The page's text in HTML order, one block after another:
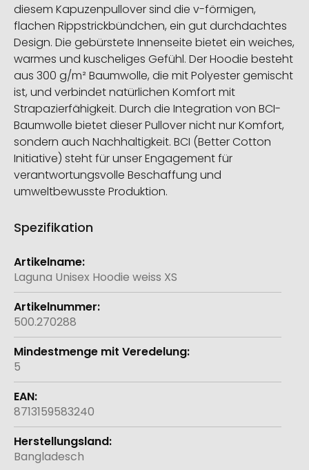
diesem Kapuzenpullover sind die v-förmigen,
flachen Rippstrickbündchen, ein gut durchdachtes
Design. Die gebürstete Innenseite bietet ein weiches,
warmes und kuscheliges Gefühl. Der Hoodie besteht
aus 300 g/m² Baumwolle, die mit Polyester gemischt
ist, und verbindet natürlichen Komfort mit
Strapazierfähigkeit. Durch die Integration von BCI-
Baumwolle bietet dieser Pullover nicht nur Komfort,
sondern auch Nachhaltigkeit. BCI (Better Cotton
Initiative) steht für unser Engagement für
verantwortungsvolle Beschaffung und
umweltbewusste Produktion.
Spezifikation
Weitere
Informationen
Laguna Unisex Hoodie weiss XS
500.270288
5
8713159583240
Bangladesch